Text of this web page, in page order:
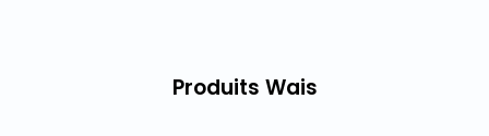
Produits Wais